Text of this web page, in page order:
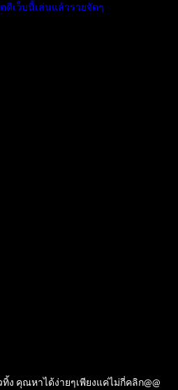
ดีเว็บนี้เล่นแล้วรวยจัดๆ
ง คุณหาได้ง่ายๆเพียงแค่ไม่กี่คลิก@@